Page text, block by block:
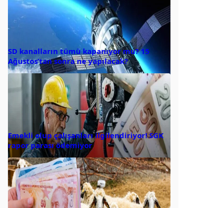
SD kanalların tümü kapanıyor mu? 15
Ağustos’tan sonra ne yapılacak?
Emekli olup çalışanları ilgilendiriyor! SGK
rapor parası ödemiyor